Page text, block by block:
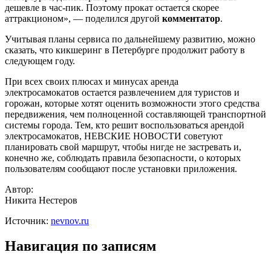
дешевле в час-пик. Поэтому прокат остается скорее
аттракционом», — поделился другой комментатор.
Учитывая планы сервиса по дальнейшему развитию, можно
сказать, что кикшеринг в Петербурге продолжит работу в
следующем году.
При всех своих плюсах и минусах аренда
электросамокатов остается развлечением для туристов и
горожан, которые хотят оценить возможности этого средства
передвижения, чем полноценной составляющей транспортной
системы города. Тем, кто решит воспользоваться арендой
электросамокатов, НЕВСКИЕ НОВОСТИ советуют
планировать свой маршрут, чтобы нигде не застревать и,
конечно же, соблюдать правила безопасности, о которых
пользователям сообщают после установки приложения.
Автор:
Никита Нестеров
Источник: nevnov.ru
Навигация по записям